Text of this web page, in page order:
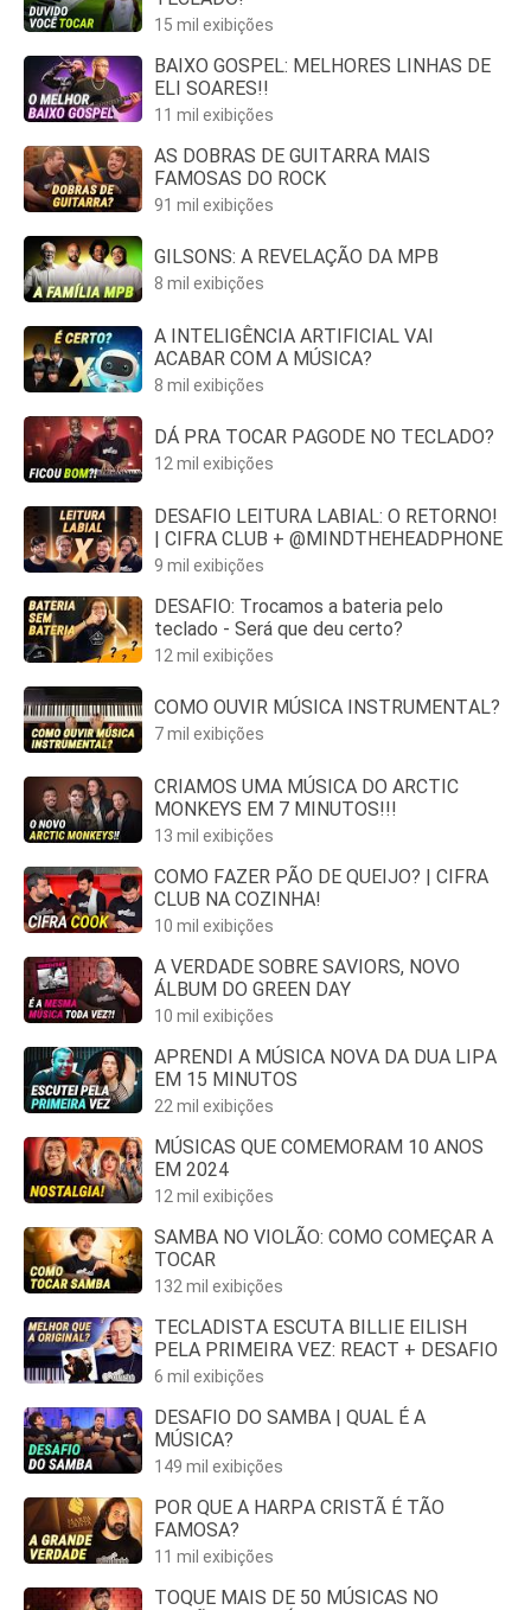
15 mil exibições
BAIXO GOSPEL: MELHORES LINHAS DE
ELI SOARES!!
11 mil exibições
AS DOBRAS DE GUITARRA MAIS
FAMOSAS DO ROCK
91 mil exibições
GILSONS: A REVELAÇÃO DA MPB
8 mil exibições
A INTELIGÊNCIA ARTIFICIAL VAI
ACABAR COM A MÚSICA?
8 mil exibições
DÁ PRA TOCAR PAGODE NO TECLADO?
12 mil exibições
DESAFIO LEITURA LABIAL: O RETORNO!
| CIFRA CLUB + @MINDTHEHEADPHONE
9 mil exibições
DESAFIO: Trocamos a bateria pelo
teclado - Será que deu certo?
12 mil exibições
COMO OUVIR MÚSICA INSTRUMENTAL?
7 mil exibições
CRIAMOS UMA MÚSICA DO ARCTIC
MONKEYS EM 7 MINUTOS!!!
13 mil exibições
COMO FAZER PÃO DE QUEIJO? | CIFRA
CLUB NA COZINHA!
10 mil exibições
A VERDADE SOBRE SAVIORS, NOVO
ÁLBUM DO GREEN DAY
10 mil exibições
APRENDI A MÚSICA NOVA DA DUA LIPA
EM 15 MINUTOS
22 mil exibições
MÚSICAS QUE COMEMORAM 10 ANOS
EM 2024
12 mil exibições
SAMBA NO VIOLÃO: COMO COMEÇAR A
TOCAR
132 mil exibições
TECLADISTA ESCUTA BILLIE EILISH
PELA PRIMEIRA VEZ: REACT + DESAFIO
6 mil exibições
DESAFIO DO SAMBA | QUAL É A
MÚSICA?
149 mil exibições
POR QUE A HARPA CRISTÃ É TÃO
FAMOSA?
11 mil exibições
TOQUE MAIS DE 50 MÚSICAS NO